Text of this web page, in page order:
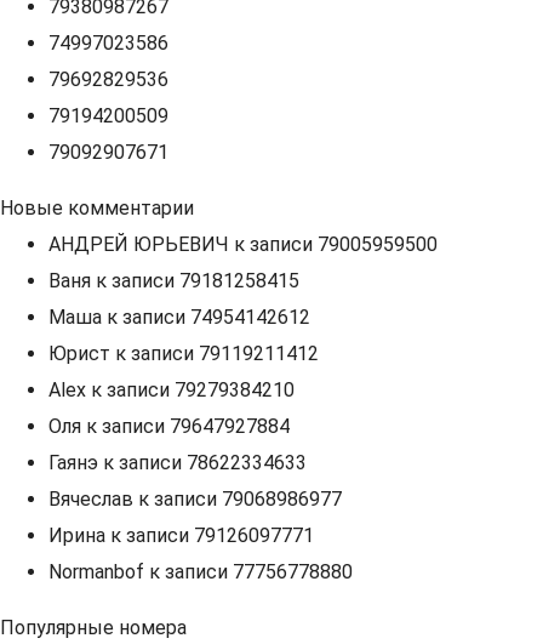
79380987267
74997023586
79692829536
79194200509
79092907671
Новые комментарии
АНДРЕЙ ЮРЬЕВИЧ к записи 79005959500
Ваня к записи 79181258415
Маша к записи 74954142612
Юрист к записи 79119211412
Alex к записи 79279384210
Оля к записи 79647927884
Гаянэ к записи 78622334633
Вячеслав к записи 79068986977
Ирина к записи 79126097771
Normanbof к записи 77756778880
Популярные номера